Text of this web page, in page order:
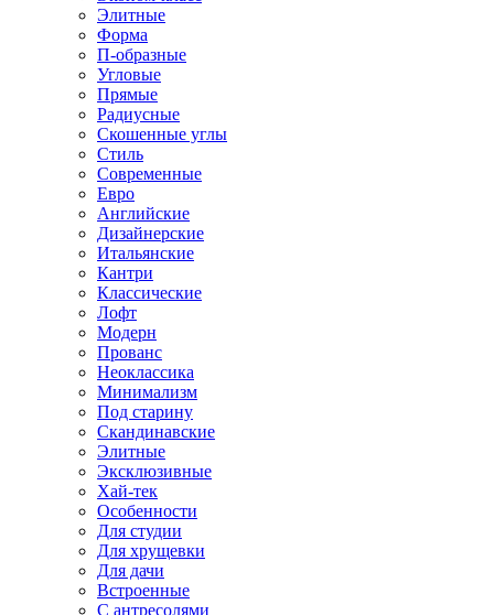
Элитные
Форма
П-образные
Угловые
Прямые
Радиусные
Скошенные углы
Стиль
Современные
Евро
Английские
Дизайнерские
Итальянские
Кантри
Классические
Лофт
Модерн
Прованс
Неоклассика
Минимализм
Под старину
Скандинавские
Элитные
Эксклюзивные
Хай-тек
Особенности
Для студии
Для хрущевки
Для дачи
Встроенные
С антресолями